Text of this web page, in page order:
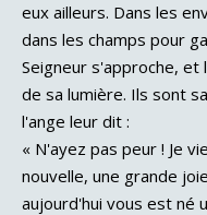
eux ailleurs. Dans les
dans les champs pour
Seigneur s'approche, et
de sa lumière. Ils sont
l'ange leur dit :
« N'ayez pas peur ! Je
nouvelle, une grande
aujourd'hui vous est né